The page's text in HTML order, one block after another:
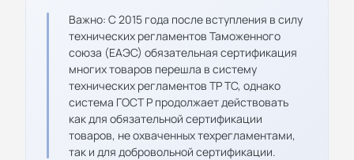
Важно: С 2015 года после вступления в силу
технических регламентов Таможенного
союза (ЕАЭС) обязательная сертификация
многих товаров перешла в систему
технических регламентов ТР ТС, однако
система ГОСТ Р продолжает действовать
как для обязательной сертификации
товаров, не охваченных техрегламентами,
так и для добровольной сертификации.